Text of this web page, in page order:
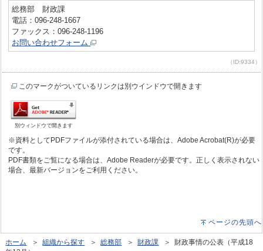
総務部 財政課
電話：096-248-1667
ファックス：096-248-1196
お問い合わせフォーム
（ID:9334）
このマークがついているリンクは別ウインドウで開きます
別ウィンドウで開きます
※資料としてPDFファイルが添付されている場合は、Adobe Acrobat(R)が必要
です。
PDF書類をご覧になる場合は、Adobe Readerが必要です。正しく表示されない
場合、最新バージョンをご利用ください。
ページの先頭へ
ホーム ＞組織から探す ＞総務部 ＞財政課 ＞ 財政事情の公表（平成18